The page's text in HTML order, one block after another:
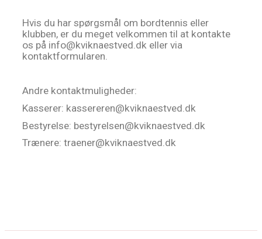
Hvis du har spørgsmål om bordtennis eller
klubben, er du meget velkommen til at kontakte
os på info@kviknaestved.dk eller via
kontaktformularen.
Andre kontaktmuligheder:
Kasserer: kassereren@kviknaestved.dk
Bestyrelse: bestyrelsen@kviknaestved.dk
Trænere: traener@kviknaestved.dk